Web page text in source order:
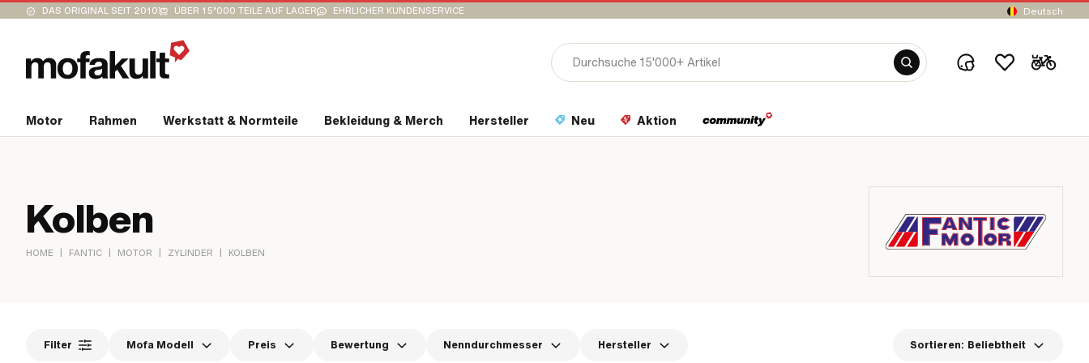
DAS ORIGINAL SEIT 2010 ÜBER 15’000 TEILE AUF LAGER EHRLICHER KUNDENSERVICE Deutsch
Motor Rahmen Werkstatt & Normteile Bekleidung & Merch Hersteller Neu Aktion
Kolben
HOME | FANTIC | MOTOR | ZYLINDER | KOLBEN
Filter Mofa Modell Preis Bewertung Nenndurchmesser Hersteller Sortieren: Beliebtheit